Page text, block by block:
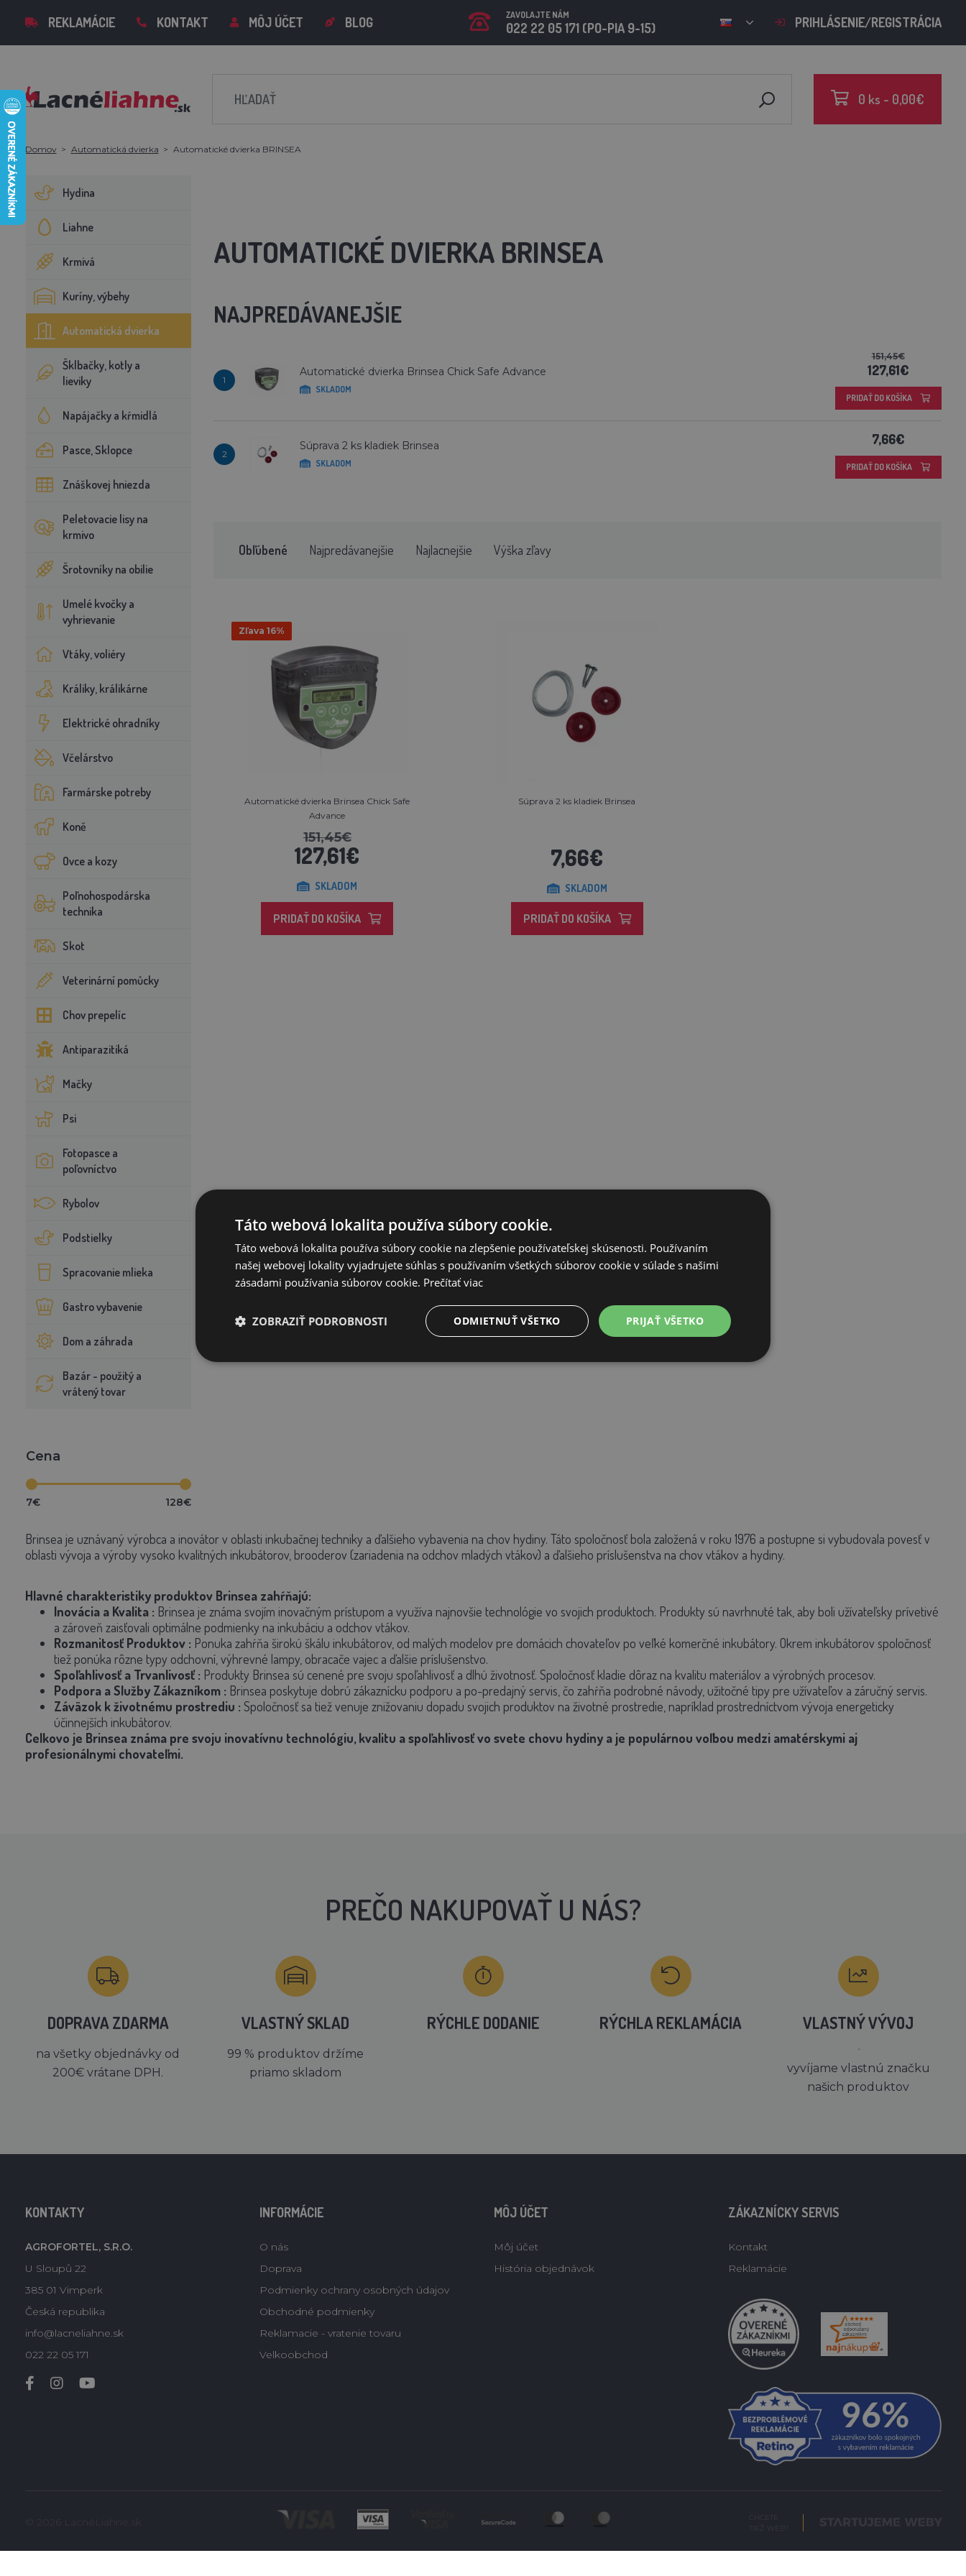
REKLAMÁCIE KONTAKT MÔJ ÚČET BLOG ZAVOLAJTE NÁM
022 22 05 171 (PO-PIA 9-15) PRIHLÁSENIE/REGISTRÁCIA
0 ks - 0,00€
Domov Automatická dvierka Automatické dvierka BRINSEA
Hydina
Liahne
Krmivá
Kuríny, výbehy
Automatická dvierka
Šklbačky, kotly a
lieviky
Napájačky a kŕmidlá
Pasce, Sklopce
Znáškovej hniezda
Peletovacie lisy na
krmivo
Šrotovníky na obilie
Umelé kvočky a
vyhrievanie
Vtáky, voliéry
Králiky, králikárne
Elektrické ohradníky
Včelárstvo
Farmárske potreby
Koně
Ovce a kozy
Poľnohospodárska
technika
Skot
Veterinární pomůcky
Chov prepelíc
Antiparazitiká
Mačky
Psi
Fotopasce a
poľovníctvo
Rybolov
Podstielky
Spracovanie mlieka
Gastro vybavenie
Dom a záhrada
Bazár - použitý a
vrátený tovar
Cena
7€ 128€
AUTOMATICKÉ DVIERKA BRINSEA
NAJPREDÁVANEJŠIE
1
Automatické dvierka Brinsea Chick Safe Advance
SKLADOM
151,45€
127,61€
PRIDAŤ DO KOŠÍKA
2
Súprava 2 ks kladiek Brinsea
SKLADOM
7,66€
PRIDAŤ DO KOŠÍKA
Obľúbené Najpredávanejšie Najlacnejšie Výška zľavy
Zľava 16%
Automatické dvierka Brinsea Chick Safe
Advance
151,45€
127,61€
SKLADOM
PRIDAŤ DO KOŠÍKA
Súprava 2 ks kladiek Brinsea
7,66€
SKLADOM
PRIDAŤ DO KOŠÍKA
Brinsea je uznávaný výrobca a inovátor v oblasti inkubačnej techniky a ďalšieho vybavenia na chov hydiny. Táto spoločnosť bola založená v roku 1976 a postupne si vybudovala povesť v
oblasti vývoja a výroby vysoko kvalitných inkubátorov, brooderov (zariadenia na odchov mladých vtákov) a ďalšieho príslušenstva na chov vtákov a hydiny.
Hlavné charakteristiky produktov Brinsea zahŕňajú:
Inovácia a Kvalita : Brinsea je známa svojím inovačným prístupom a využíva najnovšie technológie vo svojich produktoch. Produkty sú navrhnuté tak, aby boli užívateľsky prívetivé
a zároveň zaisťovali optimálne podmienky na inkubáciu a odchov vtákov.
Rozmanitosť Produktov : Ponuka zahŕňa širokú škálu inkubátorov, od malých modelov pre domácich chovateľov po veľké komerčné inkubátory. Okrem inkubátorov spoločnosť
tiež ponúka rôzne typy odchovní, výhrevné lampy, obracače vajec a ďalšie príslušenstvo.
Spoľahlivosť a Trvanlivosť : Produkty Brinsea sú cenené pre svoju spoľahlivosť a dlhú životnosť. Spoločnosť kladie dôraz na kvalitu materiálov a výrobných procesov.
Podpora a Služby Zákazníkom : Brinsea poskytuje dobrú zákaznícku podporu a po-predajný servis, čo zahŕňa podrobné návody, užitočné tipy pre užívateľov a záručný servis.
Záväzok k životnému prostrediu : Spoločnosť sa tiež venuje znižovaniu dopadu svojich produktov na životné prostredie, napríklad prostredníctvom vývoja energeticky
účinnejších inkubátorov.
Celkovo je Brinsea známa pre svoju inovatívnu technológiu, kvalitu a spoľahlivosť vo svete chovu hydiny a je populárnou voľbou medzi amatérskymi aj
profesionálnymi chovateľmi.
PREČO NAKUPOVAŤ U NÁS?
DOPRAVA ZDARMA
na všetky objednávky od
200€ vrátane DPH.
VLASTNÝ SKLAD
99 % produktov držíme
priamo skladom
RÝCHLE DODANIE RÝCHLA REKLAMÁCIA VLASTNÝ VÝVOJ
´
vyvíjame vlastnú značku
našich produktov
KONTAKTY
AGROFORTEL, S.R.O.
U Sloupů 22
385 01 Vimperk
Česká republika
info@lacneliahne.sk
022 22 05 171
INFORMÁCIE
O nás
Doprava
Podmienky ochrany osobných údajov
Obchodné podmienky
Reklamacie - vratenie tovaru
Velkoobchod
MÔJ ÚČET
Môj účet
História objednávok
ZÁKAZNÍCKY SERVIS
Kontakt
Reklamácie
Táto webová lokalita používa súbory cookie.
Táto webová lokalita používa súbory cookie na zlepšenie používateľskej skúsenosti. Používaním
našej webovej lokality vyjadrujete súhlas s používaním všetkých súborov cookie v súlade s našimi
zásadami používania súborov cookie. Prečítať viac
PRIJAŤ VŠETKO
ODMIETNUŤ VŠETKO
ZOBRAZIŤ PODROBNOSTI